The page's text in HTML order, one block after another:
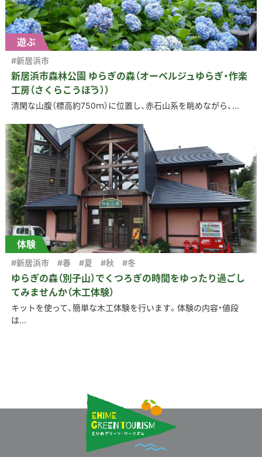
遊ぶ
新居浜市森林公園 ゆらぎの森（オーベルジュゆらぎ・作楽
工房（さくらこうぼう））
#新居浜市
清閑な山腹（標高約750ｍ）に位置し、赤石山系を眺めながら、...
体験
ゆらぎの森（別子山）でくつろぎの時間をゆったり過ごし
てみませんか（木工体験）
#新居浜市 #春 #夏 #秋 #冬
キットを使って、簡単な木工体験を行います。体験の内容・値段
は...